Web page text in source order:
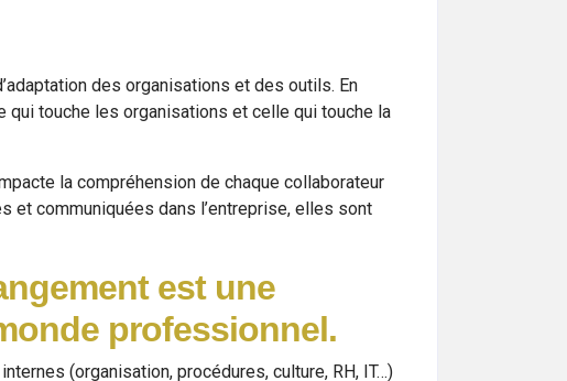
des organisations et des outils. En
qui touche les organisations et celle qui touche la
la compréhension de chaque collaborateur
et communiquées dans l’entreprise, elles sont
est une
professionnel.
(organisation, procédures, culture, RH, IT…)